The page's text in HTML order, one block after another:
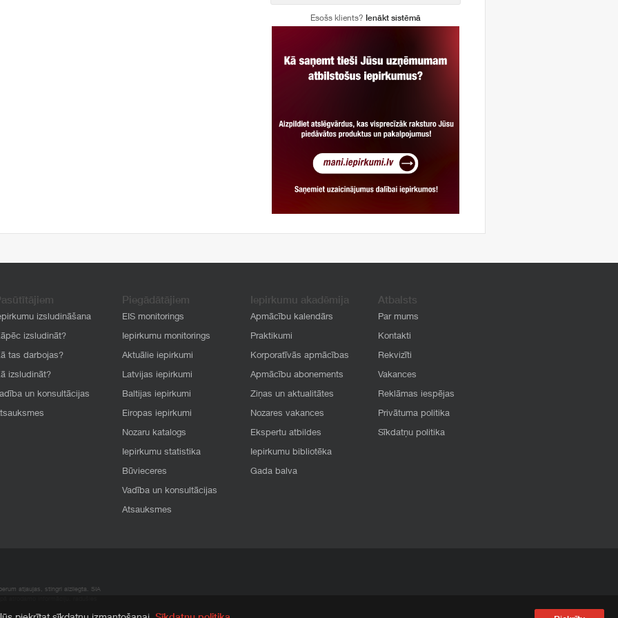
Esošs klients? Ienākt sistēmā
izsludināšana
izsludināt?
tas darbojas?
izsludināt?
un konsultācijas
Piegādātājiem
EIS monitorings
Iepirkumu monitorings
Aktuālie iepirkumi
Latvijas iepirkumi
Baltijas iepirkumi
Eiropas iepirkumi
Nozaru katalogs
Iepirkumu statistika
Būvieceres
Vadība un konsultācijas
Atsauksmes
Iepirkumu akadēmija
Apmācību kalendārs
Praktikumi
Korporatīvās apmācības
Apmācību abonements
Ziņas un aktualitātes
Nozares vakances
Ekspertu atbildes
Iepirkumu bibliotēka
Gada balva
Atbalsts
Par mums
Kontakti
Rekvizīti
Vakances
Reklāmas iespējas
Privātuma politika
Sīkdatņu politika
atļaujas, stingri aizliegta. SIA